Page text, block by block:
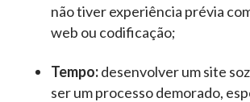
não tiver experiência prévia
web ou codificação;
Tempo:desenvolver um site
ser um processo demorado,